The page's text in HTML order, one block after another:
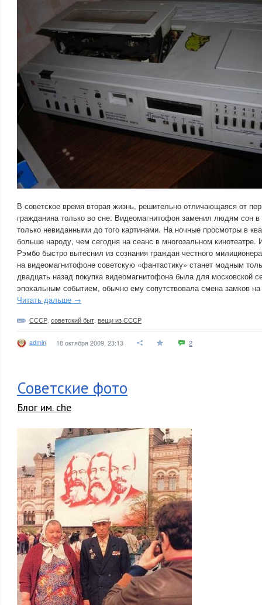
В советское время вторая жизнь, решительно отличающаяся от
гражданина только во сне. Видеомагнитофон заменил людям сон
только невиданными до того картинами. На ночные просмотры в
больше народу, чем сегодня на сеанс в многозальном кинотеатре.
Рэмбо быстро вытеснил из сознания граждан честного
на видеомагнитофоне советскую «фантастику» станет модным
двадцать назад покупка видеомагнитофона была для московской
эпохальным событием, обычно ему сопутствовала смена замков
Читать дальше →
СССР советский быт вещи из СССР
admin 18 октября 2009, 23:13 2
Советские фото
Блог им. che